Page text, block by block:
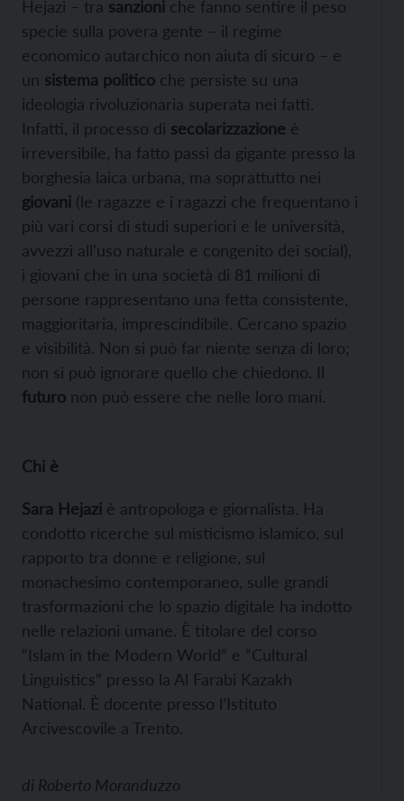
Hejazi – tra sanzioni che fanno sentire il peso
specie sulla povera gente – il regime
economico autarchico non aiuta di sicuro – e
un sistema politico che persiste su una
ideologia rivoluzionaria superata nei fatti.
Infatti, il processo di secolarizzazione è
irreversibile, ha fatto passi da gigante presso la
borghesia laica urbana, ma soprattutto nei
giovani (le ragazze e i ragazzi che frequentano i
più vari corsi di studi superiori e le università,
avvezzi all’uso naturale e congenito dei social),
i giovani che in una società di 81 milioni di
persone rappresentano una fetta consistente,
maggioritaria, imprescindibile. Cercano spazio
e visibilità. Non si può far niente senza di loro;
non si può ignorare quello che chiedono. Il
futuro non può essere che nelle loro mani.
Chi è
Sara Hejazi è antropologa e giornalista. Ha
condotto ricerche sul misticismo islamico, sul
rapporto tra donne e religione, sul
monachesimo contemporaneo, sulle grandi
trasformazioni che lo spazio digitale ha indotto
nelle relazioni umane. È titolare del corso
“Islam in the Modern World” e “Cultural
Linguistics” presso la Al Farabi Kazakh
National. È docente presso l’Istituto
Arcivescovile a Trento.
di Roberto Moranduzzo